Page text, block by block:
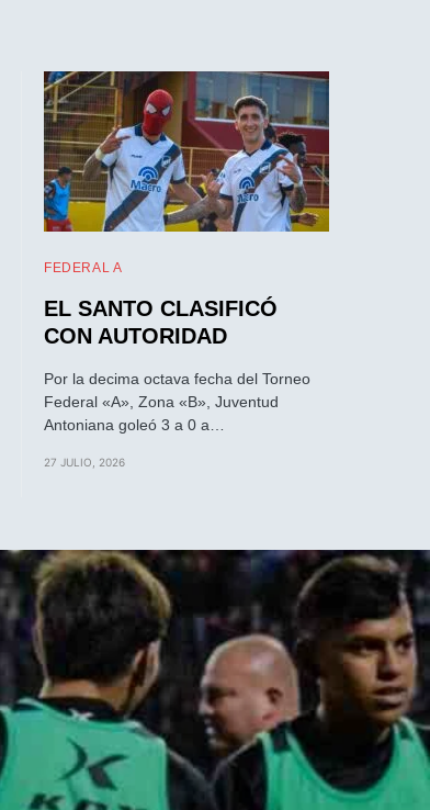
FEDERAL A
EL SANTO CLASIFICÓ
CON AUTORIDAD
Por la decima octava fecha del Torneo
Federal «A», Zona «B», Juventud
Antoniana goleó 3 a 0 a…
27 JULIO, 2026